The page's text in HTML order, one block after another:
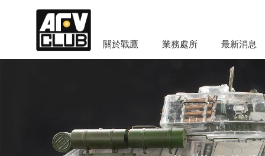
關於戰鷹 業務處所 最新消息